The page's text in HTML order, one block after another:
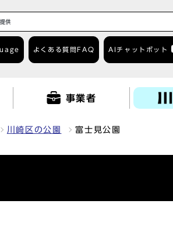
よくある質問 FAQ AIチャットボット
事業者
川崎区の公園 富士見公園